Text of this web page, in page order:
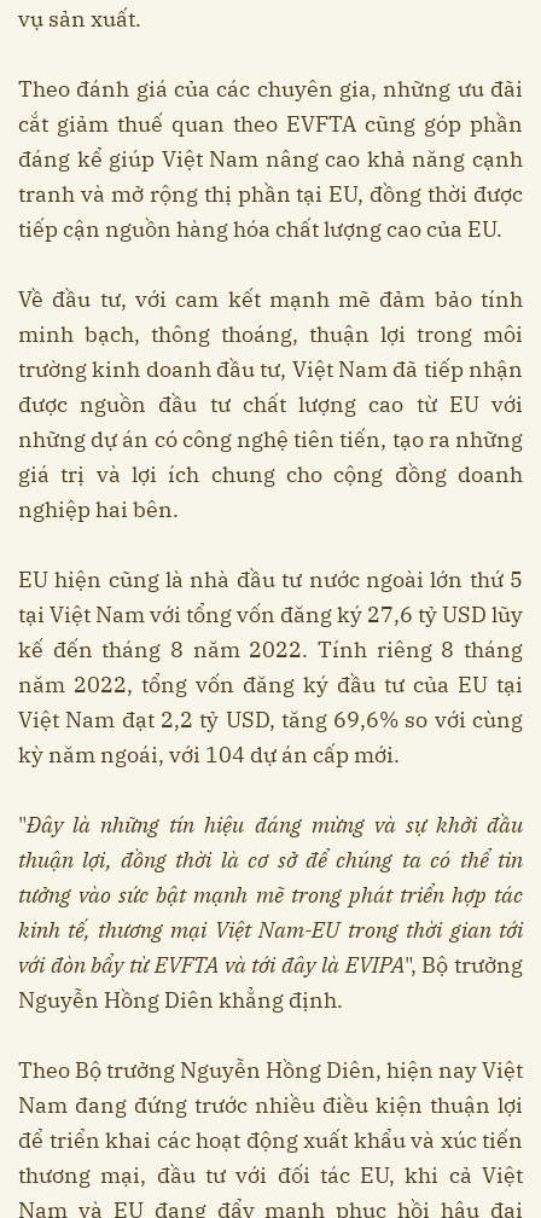
vụ sản xuất.
Theo đánh giá của các chuyên gia, những ưu đãi
cắt giảm thuế quan theo EVFTA cũng góp phần
đáng kể giúp Việt Nam nâng cao khả năng cạnh
tranh và mở rộng thị phần tại EU, đồng thời được
tiếp cận nguồn hàng hóa chất lượng cao của EU.
Về đầu tư, với cam kết mạnh mẽ đảm bảo tính
minh bạch, thông thoáng, thuận lợi trong môi
trường kinh doanh đầu tư, Việt Nam đã tiếp nhận
được nguồn đầu tư chất lượng cao từ EU với
những dự án có công nghệ tiên tiến, tạo ra những
giá trị và lợi ích chung cho cộng đồng doanh
nghiệp hai bên.
EU hiện cũng là nhà đầu tư nước ngoài lớn thứ 5
tại Việt Nam với tổng vốn đăng ký 27,6 tỷ USD lũy
kế đến tháng 8 năm 2022. Tính riêng 8 tháng
năm 2022, tổng vốn đăng ký đầu tư của EU tại
Việt Nam đạt 2,2 tỷ USD, tăng 69,6% so với cùng
kỳ năm ngoái, với 104 dự án cấp mới.
"Đây là những tín hiệu đáng mừng và sự khởi đầu
thuận lợi, đồng thời là cơ sở để chúng ta có thể tin
tưởng vào sức bật mạnh mẽ trong phát triển hợp tác
kinh tế, thương mại Việt Nam-EU trong thời gian tới
với đòn bẩy từ EVFTA và tới đây là EVIPA", Bộ trưởng
Nguyễn Hồng Diên khẳng định.
Theo Bộ trưởng Nguyễn Hồng Diên, hiện nay Việt
Nam đang đứng trước nhiều điều kiện thuận lợi
để triển khai các hoạt động xuất khẩu và xúc tiến
thương mại, đầu tư với đối tác EU, khi cả Việt
Nam và EU đang đẩy mạnh phục hồi hậu đại